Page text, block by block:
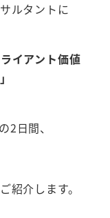
ルタントに
イアント価値
日間、
紹介します。